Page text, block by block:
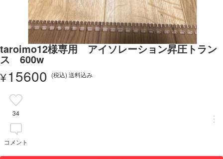
taroimo12様専用 アイソレーション昇圧トラン
ス 600w
¥15600 (税込) 送料込み
34
コメント